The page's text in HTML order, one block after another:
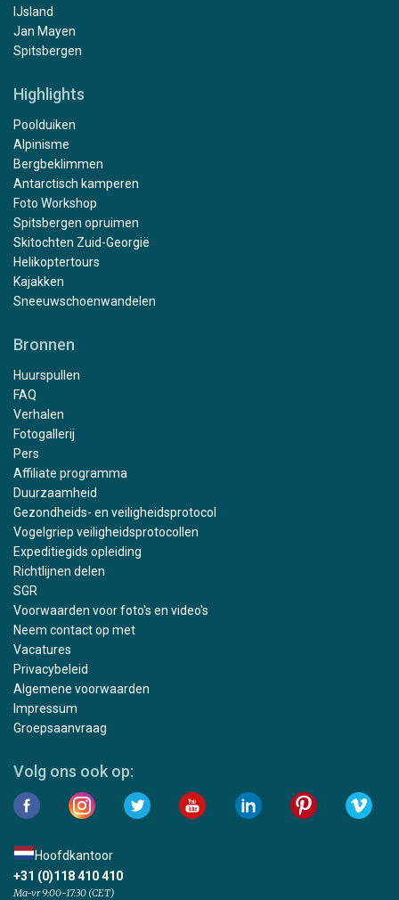
IJsland
Jan Mayen
Spitsbergen
Highlights
Poolduiken
Alpinisme
Bergbeklimmen
Antarctisch kamperen
Foto Workshop
Spitsbergen opruimen
Skitochten Zuid-Georgië
Helikoptertours
Kajakken
Sneeuwschoenwandelen
Bronnen
Huurspullen
FAQ
Verhalen
Fotogallerij
Pers
Affiliate programma
Duurzaamheid
Gezondheids- en veiligheidsprotocol
Vogelgriep veiligheidsprotocollen
Expeditiegids opleiding
Richtlijnen delen
SGR
Voorwaarden voor foto's en video's
Neem contact op met
Vacatures
Privacybeleid
Algemene voorwaarden
Impressum
Groepsaanvraag
Volg ons ook op:
Hoofdkantoor
+31 (0)118 410 410
Ma-vr 9:00-17:30 (CET)